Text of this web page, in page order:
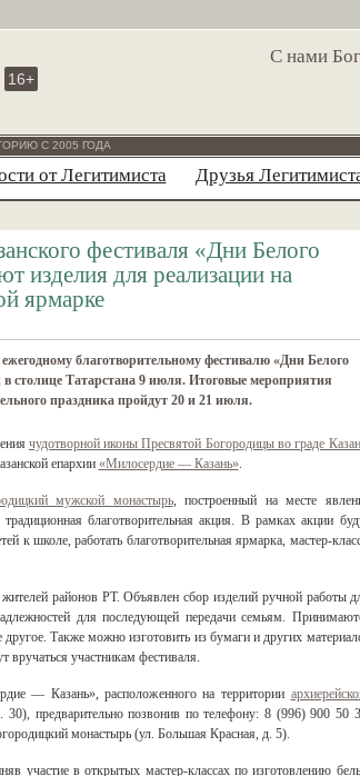
С нами
16+
С 2005 ГОДА
от Легитимиста Друзья
фестиваля «Дни Белого
изделия для реализации на
ярмарке
благотворительному фестивалю «Дни Белого
в столице Татарстана 9 июля. Итоговые мероприятия
праздника пройдут 20 и 21 июля.
чудотворной иконы Пресвятой Богородицы во граде
епархии «Милосердие — Казань».
мужской монастырь, построенный на месте
благотворительная акция. В рамках акции
к школе, работать благотворительная ярмарка, мастер-
районов РТ. Объявлен сбор изделий ручной работы
для последующей передачи семьям.
Также можно изготовить из бумаги и других
вручаться участникам фестиваля.
— Казань», расположенного на территории
30), предварительно позвонив по телефону: 8 (996) 900 50
монастырь (ул. Большая Красная, д. 5).
участие в открытых мастер-классах по изготовлению